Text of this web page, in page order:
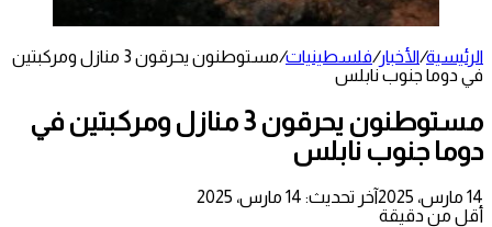
الرئيسية/الأخبار/فلسطينيات/
مستوطنون يحرقون 3 منازل ومركبتين
في دوما جنوب نابلس
مستوطنون يحرقون 3 منازل ومركبتين في
دوما جنوب نابلس
14 مارس، 2025
آخر تحديث: 14 مارس، 2025
أقل من دقيقة